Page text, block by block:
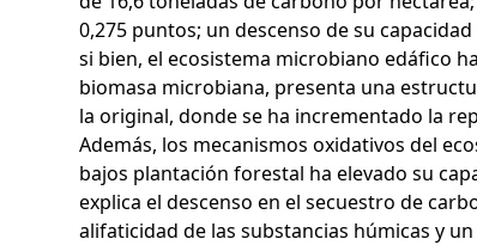
0,275 puntos; un descenso de su
si bien, el ecosistema microbiano edáfico
biomasa microbiana, presenta una
la original, donde se ha incrementado la
Además, los mecanismos oxidativos del
bajos plantación forestal ha elevado su
explica el descenso en el secuestro de
alifaticidad de las substancias húmicas y